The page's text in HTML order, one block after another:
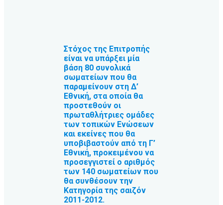
Στόχος της Επιτροπής
είναι να υπάρξει μία
βάση 80 συνολικά
σωματείων που θα
παραμείνουν στη Δ’
Εθνική, στα οποία θα
προστεθούν οι
πρωταθλήτριες ομάδες
των τοπικών Ενώσεων
και εκείνες που θα
υποβιβαστούν από τη Γ’
Εθνική, προκειμένου να
προσεγγιστεί ο αριθμός
των 140 σωματείων που
θα συνθέσουν την
Κατηγορία της σαιζόν
2011-2012.